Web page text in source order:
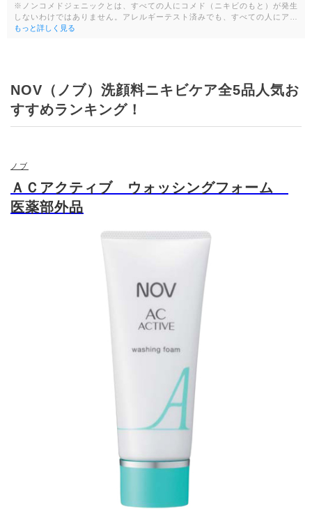
※ノンコメドジェニックとは、すべての人にコメド（ニキビのもと）が発生
しないわけではありません。アレルギーテスト済みでも、すべての人にア…
もっと詳しく見る
NOV（ノブ）洗顔料ニキビケア全5品人気お
すすめランキング！
ノブ
ＡＣアクティブ ウォッシングフォーム
医薬部外品